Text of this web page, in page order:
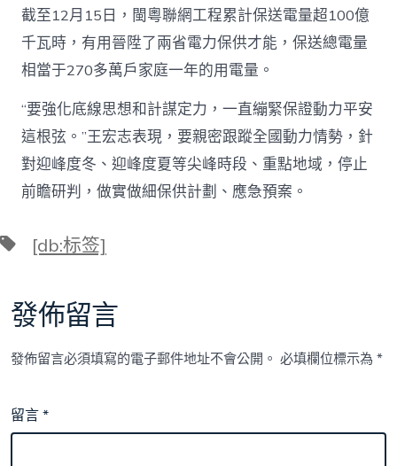
截至12月15日，閩粵聯網工程累計保送電量超100億
千瓦時，有用晉陞了兩省電力保供才能，保送總電量
相當于270多萬戶家庭一年的用電量。
“要強化底線思想和計謀定力，一直繃緊保證動力平安
這根弦。”王宏志表現，要親密跟蹤全國動力情勢，針
對迎峰度冬、迎峰度夏等尖峰時段、重點地域，停止
前瞻研判，做實做細保供計劃、應急預案。
標 [db:标签]
發佈留言
發佈留言必須填寫的電子郵件地址不會公開。 必填欄位標示為*
留言*